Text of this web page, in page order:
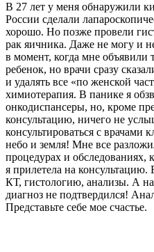
В 27 лет у меня обнаружили
России сделали
хорошо. Но позже провели
рак яичника. Даже не могу и
в момент, когда мне объявили
ребенок, но врачи сразу
и удалять все «по женской
химиотерапия. В панике я
онкодиспансеры, но, кроме
консультацию, ничего не
консультироваться с врачами
небо и земля! Мне все
процедурах и
я прилетела на
КТ, гистологию, анализы. А
диагноз не подтвердился!
Представьте себе мое счастье.